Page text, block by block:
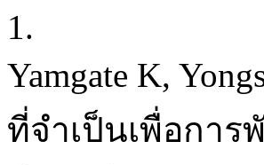
1.
Yamgate K,
ที่จำเป็นเพื่อกา